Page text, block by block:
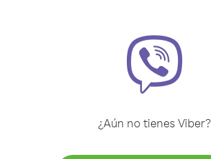
¿Aún no tienes Viber?